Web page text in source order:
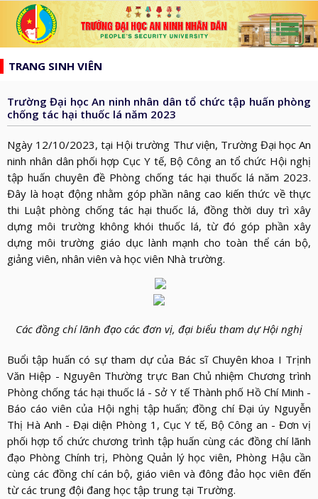
list
search
CHỦ
GIỚI
THIỆU
TỚI
BẦU
CỬ
QH
VÀ
HĐND
TẠP
CHÍ
AN
NINH
NHÂN
DÂN
TIN
TỨC
ĐÀO
TẠO
NGHIÊN
CỨU
VIỆN
THƯ
VIỆN
VIDEO
LIÊN
HỆ
TRANG SINH VIÊN
Trường Đại học An ninh nhân dân tổ chức tập huấn phòng
chống tác hại thuốc lá năm 2023
Ngày 12/10/2023, tại Hội trường Thư viện, Trường Đại học An
ninh nhân dân phối hợp Cục Y tế, Bộ Công an tổ chức Hội nghị
tập huấn chuyên đề Phòng chống tác hại thuốc lá năm 2023.
Đây là hoạt động nhằm góp phần nâng cao kiến thức về thực
thi Luật phòng chống tác hại thuốc lá, đồng thời duy trì xây
dựng môi trường không khói thuốc lá, từ đó góp phần xây
dựng môi trường giáo dục lành mạnh cho toàn thể cán bộ,
giảng viên, nhân viên và học viên Nhà trường.
Các đồng chí lãnh đạo các đơn vị, đại biểu tham dự Hội nghị
Buổi tập huấn có sự tham dự của Bác sĩ Chuyên khoa I Trịnh
Văn Hiệp - Nguyên Thường trực Ban Chủ nhiệm Chương trình
Phòng chống tác hại thuốc lá - Sở Y tế Thành phố Hồ Chí Minh -
Báo cáo viên của Hội nghị tập huấn; đồng chí Đại úy Nguyễn
Thị Hà Anh - Đại diện Phòng 1, Cục Y tế, Bộ Công an - Đơn vị
phối hợp tổ chức chương trình tập huấn cùng các đồng chí lãnh
đạo Phòng Chính trị, Phòng Quản lý học viên, Phòng Hậu cần
cùng các đồng chí cán bộ, giáo viên và đông đảo học viên đến
từ các trung đội đang học tập trung tại Trường.